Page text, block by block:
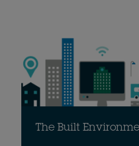
The Built